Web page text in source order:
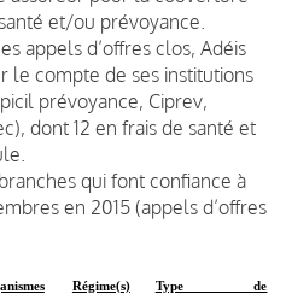
et/ou prévoyance.
appels d’offres clos, Adéis
le compte de ses institutions
prévoyance, Ciprev,
dont 12 en frais de santé et
qui font confiance à
en 2015 (appels d’offres
Régime(s)
Type de